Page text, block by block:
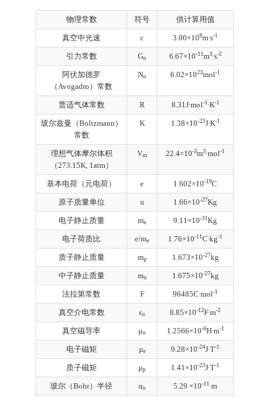
物理常数 符号 供计算用值
真空中光速 c 3.00×108m∙s-1
引力常数 Go 6.67×10-11m3∙s-2
阿伏加德罗
（Avogadro）常数
No 6.02×1023mol-1
普适气体常数 R 8.31J∙mol-1∙K-1
玻尔兹曼（Boltzmann）
常数
K 1.38×10-23J∙K-1
理想气体摩尔体积
（273.15K, 1atm）
Vm 22.4×10-3m3∙mol-1
基本电荷（元电荷） e 1.602×10-19C
原子质量单位 u 1.66×10-27Kg
电子静止质量 me 9.11×10-31Kg
电子荷质比 e/me 1.76×10-11C∙kg-1
质子静止质量 mp 1.673×10-27kg
中子静止质量 mn 1.675×10-27kg
法拉第常数 F 96485C∙mol-1
真空介电常数 εo 8.85×10-12F∙m-2
真空磁导率 μo 1.2566×10-6H∙m-1
电子磁矩 μe 9.28×10-24J∙T-1
质子磁矩 μp 1.41×10-23J∙T-1
玻尔（Bohr）半径 αo 5.29 ×10-11 m